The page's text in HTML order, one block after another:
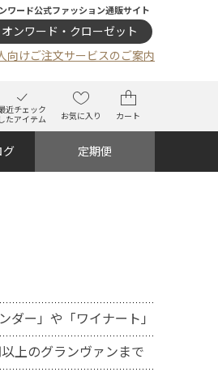
ワード公式ファッション通販サイト
オンワード・クローゼット
向けご注文サービスのご案内
近チェック
したアイテム
お気に入り カート
グ 定期便
ダー」や「ワイナート」
上のグランヴァンまで